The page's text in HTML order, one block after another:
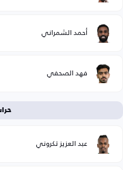
أحمد الشمراني
فهد الصحفي
عبد العزيز تكروني